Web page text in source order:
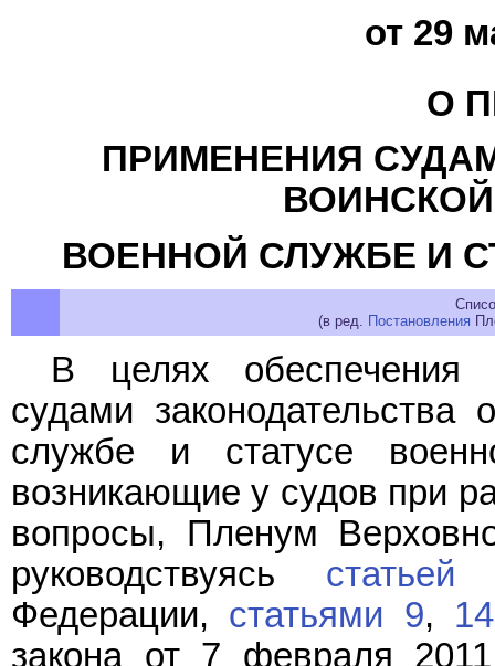
от 29
О
ПРИМЕНЕНИЯ
ВОЕННОЙ СЛУЖБЕ И
(в ред. Постановления
В целях обеспечения
судами законодательства
службе и статусе
возникающие у судов при
вопросы, Пленум
руководствуясь статьей
Федерации, статьями 9, 14
закона от 7 февраля